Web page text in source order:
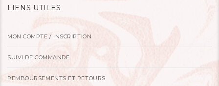
LIENS UTILES
MON COMPTE / INSCRIPTION
SUIVI DE COMMANDE
REMBOURSEMENTS ET RETOURS